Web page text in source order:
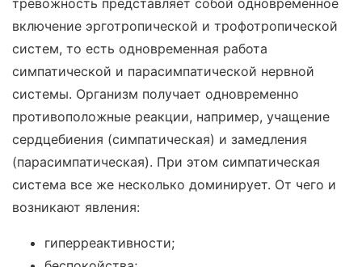
тревожность представляет собой одновременное
включение эрготропической и трофотропической
систем, то есть одновременная работа
симпатической и парасимпатической нервной
системы. Организм получает одновременно
противоположные реакции, например, учащение
сердцебиения (симпатическая) и замедления
(парасимпатическая). При этом симпатическая
система все же несколько доминирует. От чего и
возникают явления:
гиперреактивности;